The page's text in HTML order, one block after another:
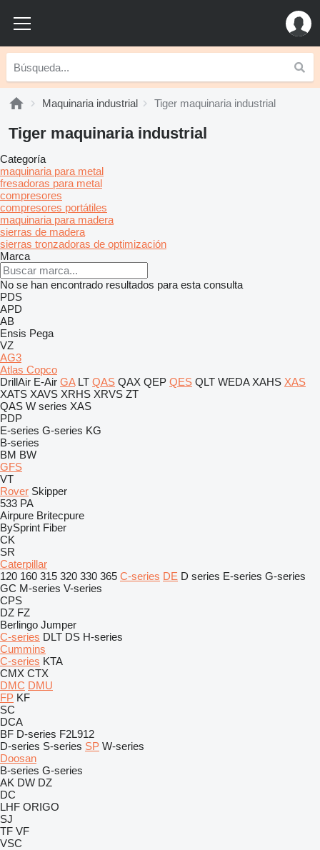
Maquinaria industrial Tiger maquinaria industrial
Tiger maquinaria industrial
Categoría
maquinaria para metal
fresadoras para metal
compresores
compresores portátiles
maquinaria para madera
sierras de madera
sierras tronzadoras de optimización
Marca
No se han encontrado resultados para esta consulta
PDS
APD
AB
Ensis Pega
VZ
AG3
Atlas Copco
DrillAir E-Air GA LT QAS QAX QEP QES QLT WEDA XAHS XAS
XATS XAVS XRHS XRVS ZT
QAS W series XAS
PDP
E-series G-series KG
B-series
BM BW
GFS
VT
Rover Skipper
533 PA
Airpure Britecpure
BySprint Fiber
CK
SR
Caterpillar
120 160 315 320 330 365 C-series DE D series E-series G-series
GC M-series V-series
CPS
DZ FZ
Berlingo Jumper
C-series DLT DS H-series
Cummins
C-series KTA
CMX CTX
DMC DMU
FP KF
SC
DCA
BF D-series F2L912
D-series S-series SP W-series
Doosan
B-series G-series
AK DW DZ
DC
LHF ORIGO
SJ
TF VF
VSC